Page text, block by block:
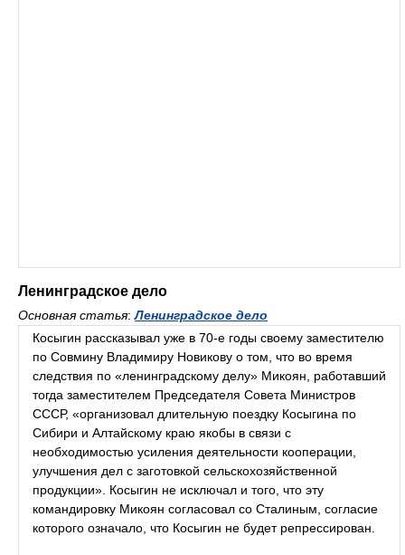
Ленинградское дело
Основная статья:Ленинградское дело
Косыгин рассказывал уже в 70-е годы своему заместителю
по Совмину Владимиру Новикову о том, что во время
следствия по «ленинградскому делу» Микоян, работавший
тогда заместителем Председателя Совета Министров
СССР, «организовал длительную поездку Косыгина по
Сибири и Алтайскому краю якобы в связи с
необходимостью усиления деятельности кооперации,
улучшения дел с заготовкой сельскохозяйственной
продукции». Косыгин не исключал и того, что эту
командировку Микоян согласовал со Сталиным, согласие
которого означало, что Косыгин не будет репрессирован.